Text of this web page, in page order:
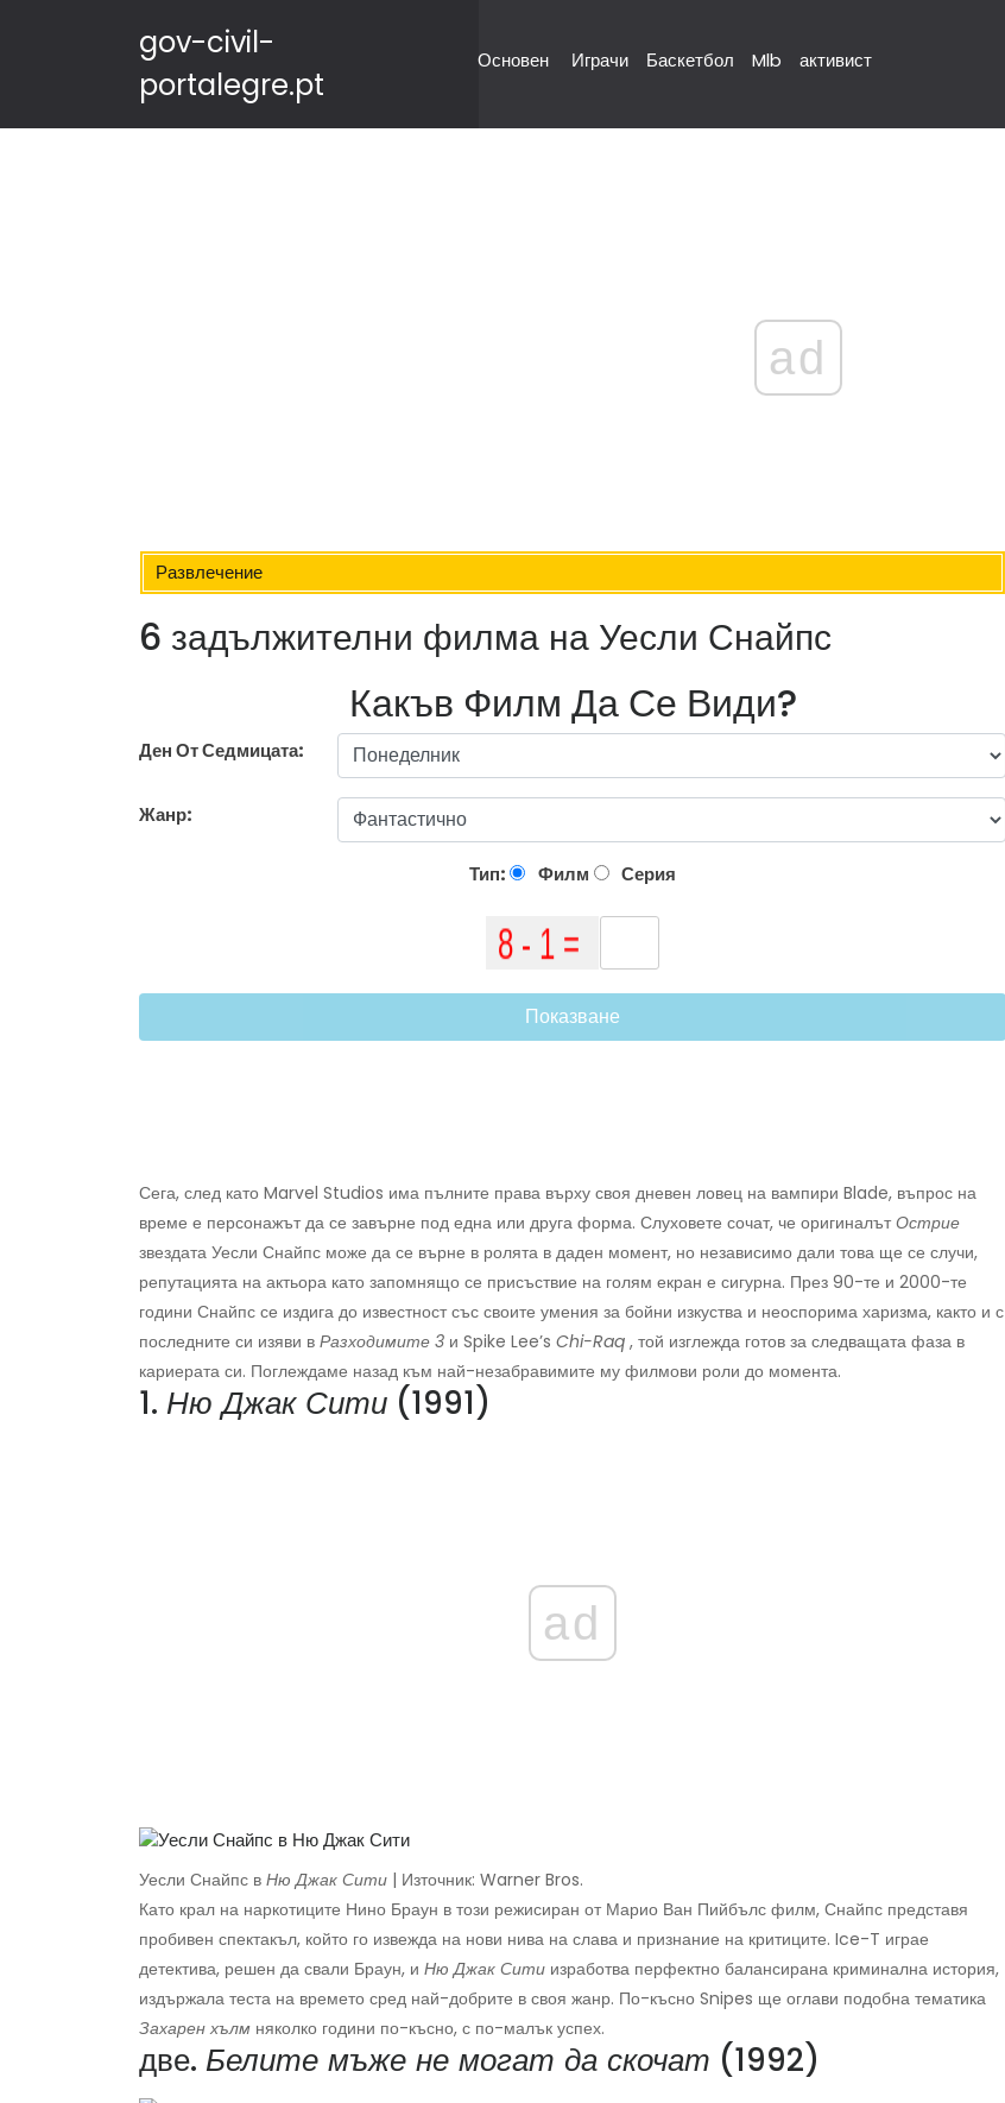
gov-civil-
portalegre.pt
Основен Играчи Баскетбол Mlb активист
ad
Развлечение
6 задължителни филма на Уесли Снайпс
Какъв Филм Да Се Види?
Ден От Седмицата:
Жанр:
Тип: Филм Серия
Показване
Сега, след като Marvel Studios има пълните права върху своя дневен ловец на вампири Blade, въпрос на
време е персонажът да се завърне под една или друга форма. Слуховете сочат, че оригиналътОстрие
звездата Уесли Снайпс може да се върне в ролята в даден момент, но независимо дали това ще се случи,
репутацията на актьора като запомнящо се присъствие на голям екран е сигурна. През 90-те и 2000-те
години Снайпс се издига до известност със своите умения за бойни изкуства и неоспорима харизма, както и с
последните си изяви в Разходимите 3 и Spike Lee’s Chi-Raq , той изглежда готов за следващата фаза в
кариерата си. Поглеждаме назад към най-незабравимите му филмови роли до момента.
1. Ню Джак Сити (1991)
ad
Уесли Снайпс в Ню Джак Сити | Източник: Warner Bros.
Като крал на наркотиците Нино Браун в този режисиран от Марио Ван Пийбълс филм, Снайпс представя
пробивен спектакъл, който го извежда на нови нива на слава и признание на критиците. Ice-T играе
детектива, решен да свали Браун, и Ню Джак Сити изработва перфектно балансирана криминална история,
издържала теста на времето сред най-добрите в своя жанр. По-късно Snipes ще оглави подобна тематика
Захарен хълм няколко години по-късно, с по-малък успех.
две. Белите мъже не могат да скочат (1992)